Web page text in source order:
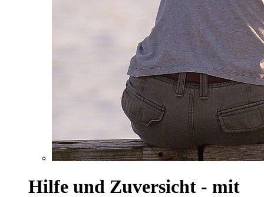
Hilfe und Zuversicht - mit